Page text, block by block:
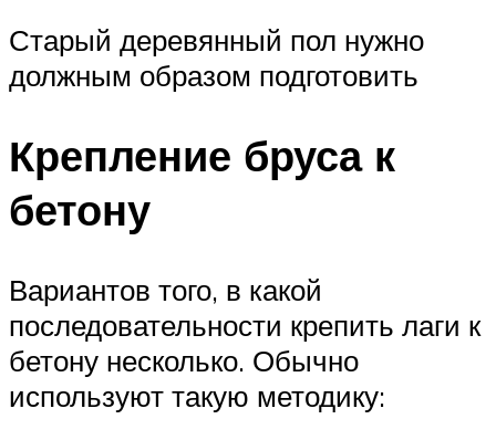
Старый деревянный пол нужно
должным образом подготовить
Крепление бруса к
бетону
Вариантов того, в какой
последовательности крепить лаги к
бетону несколько. Обычно
используют такую методику: